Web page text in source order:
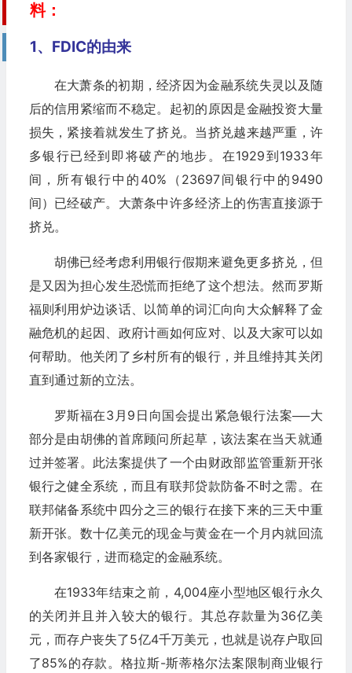
料：
1、FDIC的由来
在大萧条的初期，经济因为金融系统失灵以及随
后的信用紧缩而不稳定。起初的原因是金融投资大量
损失，紧接着就发生了挤兑。当挤兑越来越严重，许
多银行已经到即将破产的地步。在1929到1933年
间，所有银行中的40%（23697间银行中的9490
间）已经破产。大萧条中许多经济上的伤害直接源于
挤兑。
胡佛已经考虑利用银行假期来避免更多挤兑，但
是又因为担心发生恐慌而拒绝了这个想法。然而罗斯
福则利用炉边谈话、以简单的词汇向向大众解释了金
融危机的起因、政府计画如何应对、以及大家可以如
何帮助。他关闭了乡村所有的银行，并且维持其关闭
直到通过新的立法。
罗斯福在3月9日向国会提出紧急银行法案──大
部分是由胡佛的首席顾问所起草，该法案在当天就通
过并签署。此法案提供了一个由财政部监管重新开张
银行之健全系统，而且有联邦贷款防备不时之需。在
联邦储备系统中四分之三的银行在接下来的三天中重
新开张。数十亿美元的现金与黄金在一个月内就回流
到各家银行，进而稳定的金融系统。
在1933年结束之前，4,004座小型地区银行永久
的关闭并且并入较大的银行。其总存款量为36亿美
元，而存户丧失了5亿4千万美元，也就是说存户取回
了85%的存款。格拉斯-斯蒂格尔法案限制商业银行